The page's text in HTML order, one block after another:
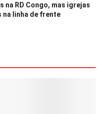
na RD Congo, mas igrejas
na linha de frente